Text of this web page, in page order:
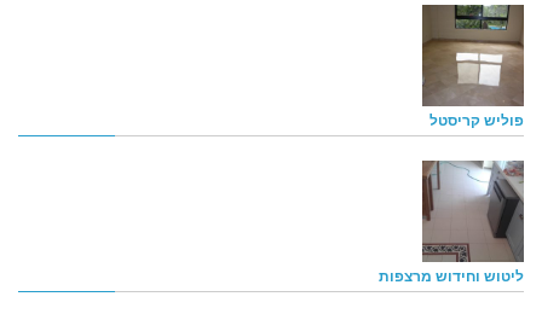
פוליש קריסטל
ליטוש וחידוש מרצפות